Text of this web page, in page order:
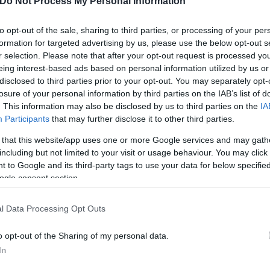
opt-out of the sale, sharing to third parties, or processing of your
for targeted advertising by us, please use the below opt-out
selection. Please note that after your opt-out request is processed
interest-based ads based on personal information utilized by us
to third parties prior to your opt-out. You may separately
of your personal information by third parties on the IAB’s list of
This information may also be disclosed by us to third parties on the
Participants that may further disclose it to other third parties.
that this website/app uses one or more Google services and may
but not limited to your visit or usage behaviour. You may
to Google and its third-party tags to use your data for below
consent section.
Data Processing Opt Outs
opt-out of the Sharing of my personal data.
Palace, έναν χώρο που χτίστηκε αρχικά για
εμφανίσεις της.
her Vegas residency.
εμφάνιση-έκπληξη στην τελετή έναρξης των